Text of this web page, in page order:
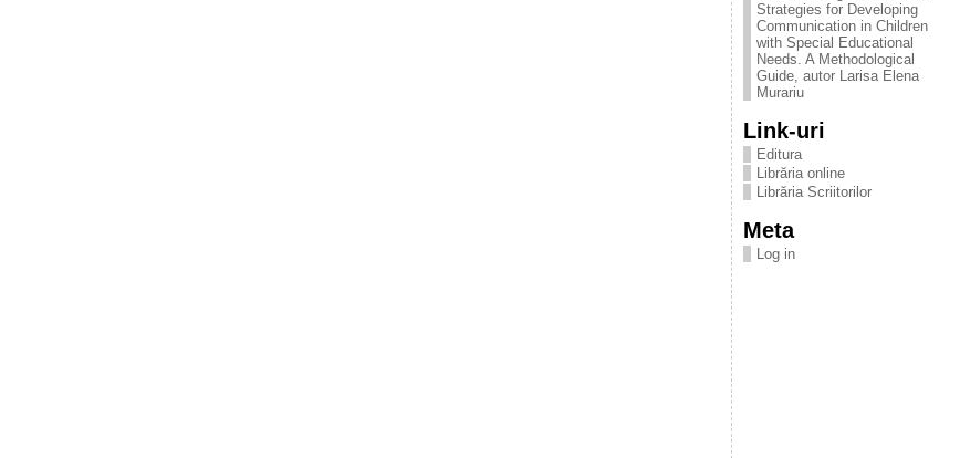
Strategies for Developing
Communication in Children
with Special Educational
Needs. A Methodological
Guide, autor Larisa Elena
Murariu
Link-uri
Editura
Librăria online
Librăria Scriitorilor
Meta
Log in